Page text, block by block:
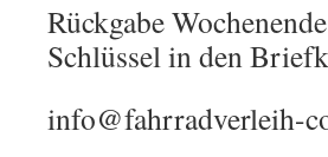
Rückgabe
Schlüssel in den
info@fahrradverleih-